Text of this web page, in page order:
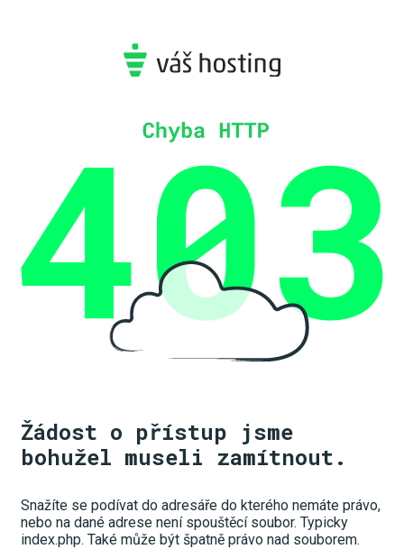
Žádost o přístup jsme
bohužel museli zamítnout.
Snažíte se podívat do adresáře do kterého nemáte právo,
nebo na dané adrese není spouštěcí soubor. Typicky
index.php. Také může být špatně právo nad souborem.